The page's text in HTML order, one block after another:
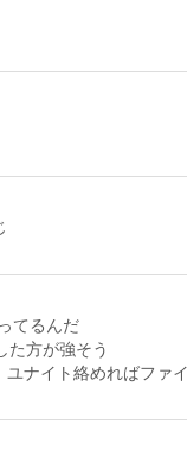
てるんだ
た方が強そう
ナイト絡めればファ